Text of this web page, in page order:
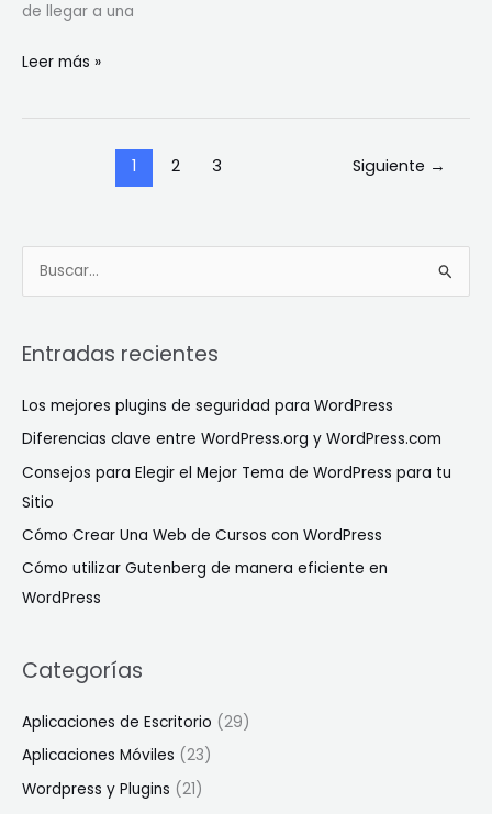
de llegar a una
Leer más »
1 2 3 Siguiente →
c
o
r
:
Entradas recientes
Los mejores plugins de seguridad para WordPress
Diferencias clave entre WordPress.org y WordPress.com
Consejos para Elegir el Mejor Tema de WordPress para tu
Sitio
Cómo Crear Una Web de Cursos con WordPress
Cómo utilizar Gutenberg de manera eficiente en
WordPress
Categorías
Aplicaciones de Escritorio (29)
Aplicaciones Móviles (23)
Wordpress y Plugins (21)